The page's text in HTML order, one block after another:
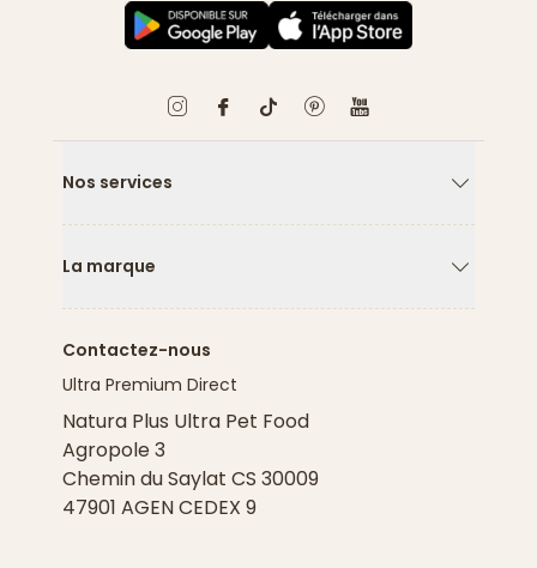
Nos services
La marque
Contactez-nous
Ultra Premium Direct
Natura Plus Ultra Pet Food
Agropole 3
Chemin du Saylat CS 30009
47901 AGEN CEDEX 9